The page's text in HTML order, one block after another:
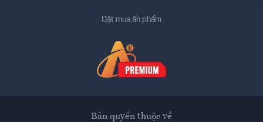
Đặt mua ấn phẩm
Bản quyền thuộc về